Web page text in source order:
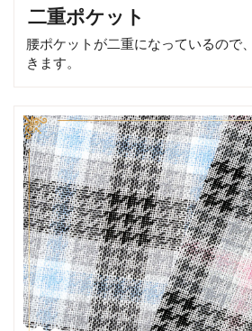
二重ポケット
腰ポケットが二重になっているので
きます。